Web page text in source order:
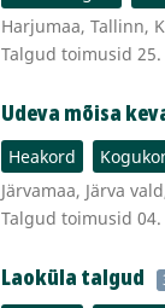
Harjumaa, Tallinn,
Talgud toimusid
Udeva mõisa
Heakord
Järvamaa, Järva
Talgud toimusid 04.
Laoküla talgud